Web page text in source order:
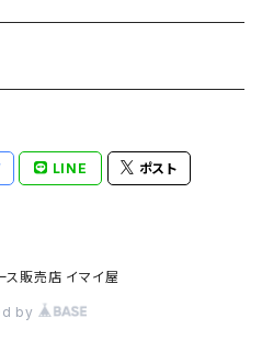
LINE ポスト
販売店 イマイ屋
by